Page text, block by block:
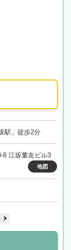
駅」徒歩2分
8 江坂董友ビル3
地図